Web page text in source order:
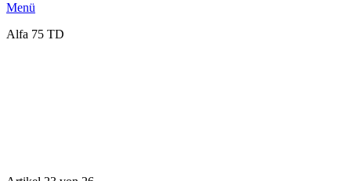
Menü
Alfa 75 TD